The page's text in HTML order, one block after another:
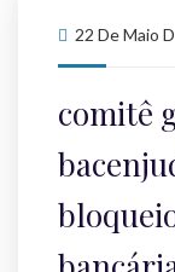
22 De Maio
comitê